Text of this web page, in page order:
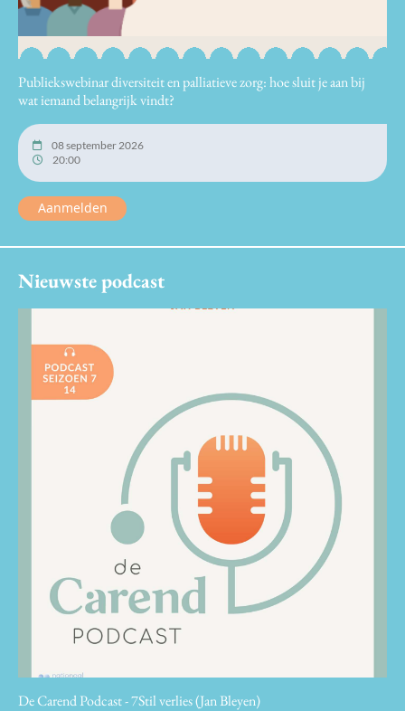
Publiekswebinar diversiteit en palliatieve zorg: hoe sluit je aan bij
wat iemand belangrijk vindt?
08 september 2026
20:00
Aanmelden
Nieuwste podcast
De Carend Podcast - 7Stil verlies (Jan Bleyen)